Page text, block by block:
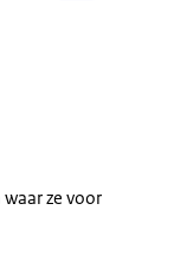
ze voor